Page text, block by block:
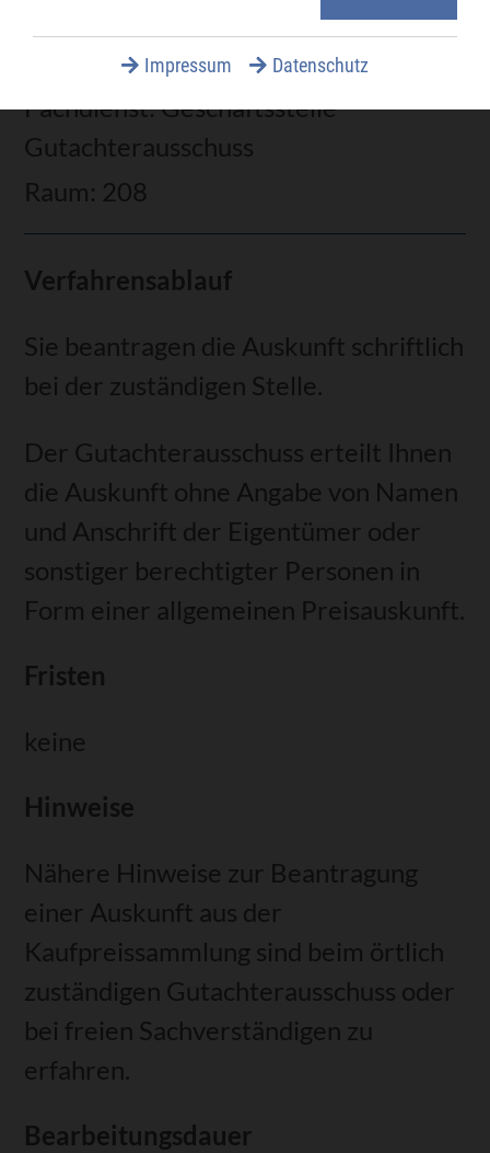
achim.kraft@philippsburg.de
Fachdienst: Geschäftsstelle
Gutachterausschuss
Raum: 208
Verfahrensablauf
Sie beantragen die Auskunft schriftlich
bei der zuständigen Stelle.
Der Gutachterausschuss erteilt Ihnen
die Auskunft ohne Angabe von Namen
und Anschrift der Eigentümer oder
sonstiger berechtigter Personen in
Form einer allgemeinen Preisauskunft.
Fristen
keine
Hinweise
Nähere Hinweise zur Beantragung
einer Auskunft aus der
Kaufpreissammlung sind beim örtlich
zuständigen Gutachterausschuss oder
bei freien Sachverständigen zu
erfahren.
Bearbeitungsdauer
Impressum Datenschutz